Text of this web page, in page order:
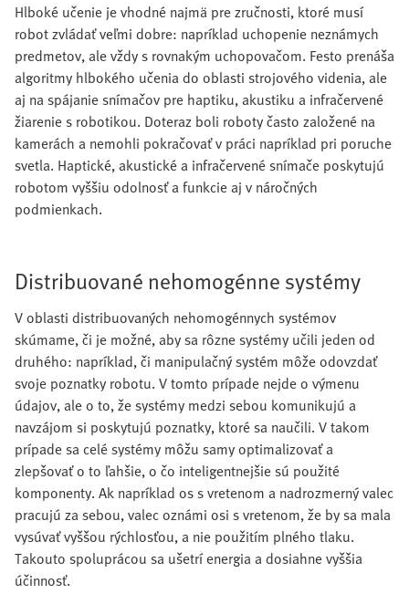
Hlboké učenie je vhodné najmä pre zručnosti, ktoré musí
robot zvládať veľmi dobre: napríklad uchopenie neznámych
predmetov, ale vždy s rovnakým uchopovačom. Festo prenáša
algoritmy hlbokého učenia do oblasti strojového videnia, ale
aj na spájanie snímačov pre haptiku, akustiku a infračervené
žiarenie s robotikou. Doteraz boli roboty často založené na
kamerách a nemohli pokračovať v práci napríklad pri poruche
svetla. Haptické, akustické a infračervené snímače poskytujú
robotom vyššiu odolnosť a funkcie aj v náročných
podmienkach.
Distribuované nehomogénne systémy
V oblasti distribuovaných nehomogénnych systémov
skúmame, či je možné, aby sa rôzne systémy učili jeden od
druhého: napríklad, či manipulačný systém môže odovzdať
svoje poznatky robotu. V tomto prípade nejde o výmenu
údajov, ale o to, že systémy medzi sebou komunikujú a
navzájom si poskytujú poznatky, ktoré sa naučili. V takom
prípade sa celé systémy môžu samy optimalizovať a
zlepšovať o to ľahšie, o čo inteligentnejšie sú použité
komponenty. Ak napríklad os s vretenom a nadrozmerný valec
pracujú za sebou, valec oznámi osi s vretenom, že by sa mala
vysúvať vyššou rýchlosťou, a nie použitím plného tlaku.
Takouto spoluprácou sa ušetrí energia a dosiahne vyššia
účinnosť.